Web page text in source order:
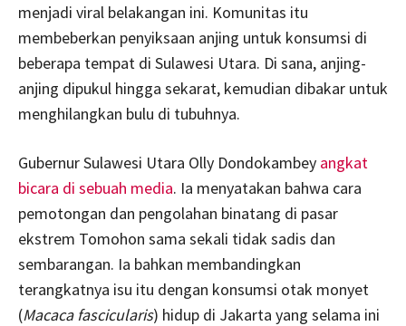
menjadi viral belakangan ini. Komunitas itu
membeberkan penyiksaan anjing untuk konsumsi di
beberapa tempat di Sulawesi Utara. Di sana, anjing-
anjing dipukul hingga sekarat, kemudian dibakar untuk
menghilangkan bulu di tubuhnya.
Gubernur Sulawesi Utara Olly Dondokambey angkat
bicara di sebuah media. Ia menyatakan bahwa cara
pemotongan dan pengolahan binatang di pasar
ekstrem Tomohon sama sekali tidak sadis dan
sembarangan. Ia bahkan membandingkan
terangkatnya isu itu dengan konsumsi otak monyet
(Macaca fascicularis) hidup di Jakarta yang selama ini